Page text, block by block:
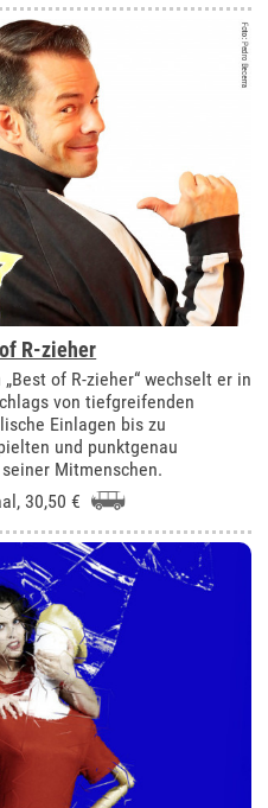
R-zieher
of R-zieher“ wechselt er in
von tiefgreifenden
Einlagen bis zu
und punktgenau
Mitmenschen.
, 30,50 €